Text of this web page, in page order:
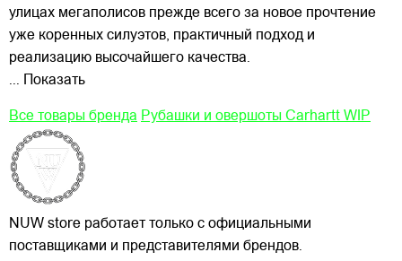
улицах мегаполисов прежде всего за новое прочтение
уже коренных силуэтов, практичный подход и
реализацию высочайшего качества.
... Показать
Все товары бренда Рубашки и овершоты Carhartt WIP
NUW store работает только с официальными
поставщиками и представителями брендов.